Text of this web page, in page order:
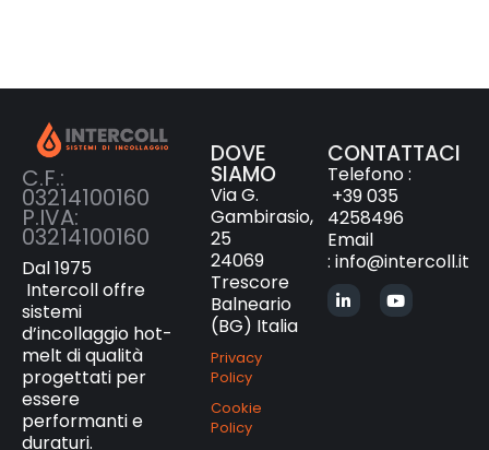
C.F.:
03214100160
P.IVA:
03214100160
Dal 1975
Intercoll offre
sistemi
d’incollaggio hot-
melt di qualità
progettati per
essere
performanti e
duraturi.
DOVE
SIAMO
Via G.
Gambirasio,
25
24069
Trescore
Balneario
(BG) Italia
Privacy
Policy
Cookie
Policy
CONTATTACI
Telefono :
+39 035
4258496
Email
: info@intercoll.it